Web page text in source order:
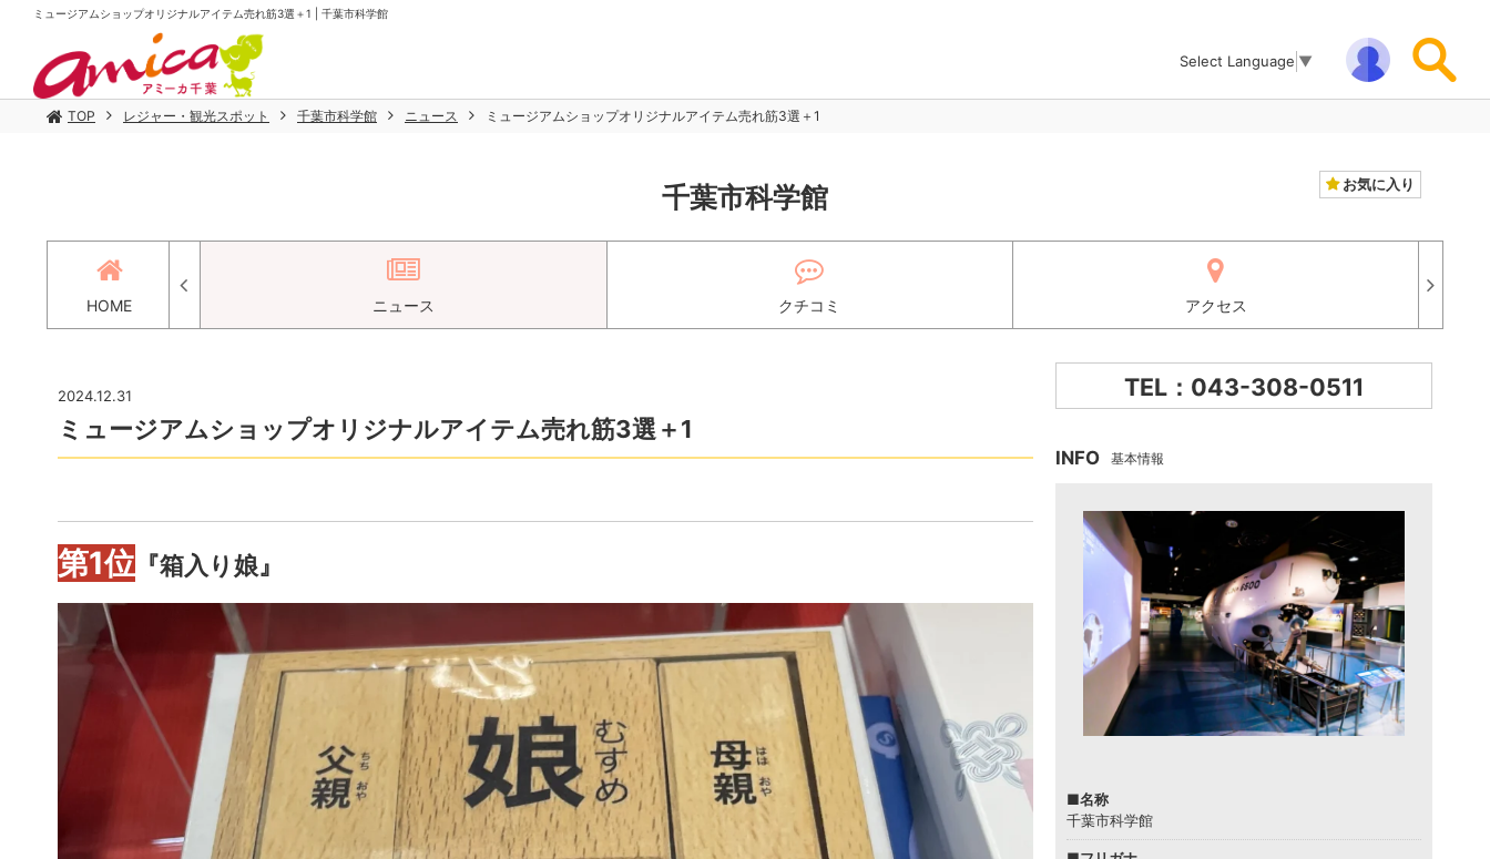
ミュージアムショップオリジナルアイテム売れ筋3選＋1 | 千葉市科学館
Select Language ▼
TOP レジャー・観光スポット 千葉市科学館 ニュース ミュージアムショップオリジナルアイテム売れ筋3選＋1
千葉市科学館 お気に入り
HOME ニュース クチコミ アクセス
2024.12.31
ミュージアムショップオリジナルアイテム売れ筋3選＋1
第1位 『箱入り娘』
TEL：043-308-0511
INFO 基本情報
■名称
千葉市科学館